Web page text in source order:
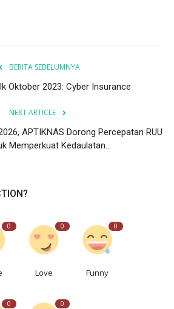
BERITA SEBELUMNYA
Oktober 2023: Cyber Insurance
NEXT ARTICLE
APTIKNAS Dorong Percepatan RUU
Memperkuat Kedaulatan...
0 0
Love
0
Funny
0 0